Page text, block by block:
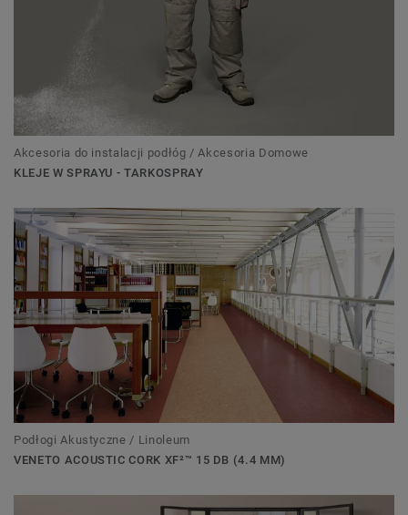
Akcesoria do instalacji podłóg / Akcesoria Domowe
KLEJE W SPRAYU - TARKOSPRAY
Podłogi Akustyczne / Linoleum
VENETO ACOUSTIC CORK XF²™ 15 DB (4.4 MM)